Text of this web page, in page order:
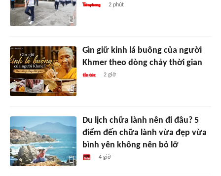
2 phút
Gìn giữ kinh lá buông của người
Khmer theo dòng chảy thời gian
2 giờ
Du lịch chữa lành nên đi đâu? 5
điểm đến chữa lành vừa đẹp vừa
bình yên không nên bỏ lỡ
4 giờ